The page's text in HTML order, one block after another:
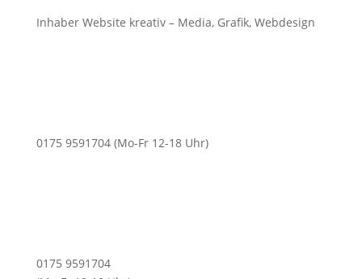
Inhaber Website kreativ – Media, Grafik, Webdesign
0175 9591704 (Mo-Fr 12-18 Uhr)
0175 9591704